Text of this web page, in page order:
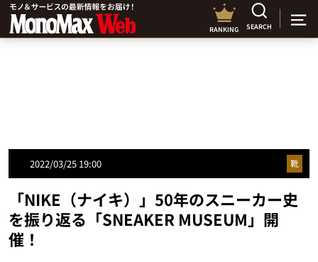
RANKING SEARCH
2022/03/25 19:00 靴
「NIKE（ナイキ）」50年のスニーカー史
を振り返る「SNEAKER MUSEUM」開
催！